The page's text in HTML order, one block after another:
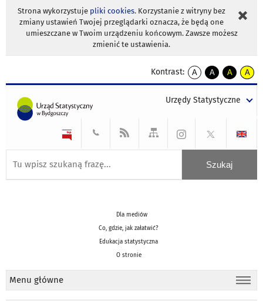
Strona wykorzystuje pliki cookies. Korzystanie z witryny bez
zmiany ustawień Twojej przeglądarki oznacza, że będą one
umieszczane w Twoim urządzeniu końcowym. Zawsze możesz
zmienić te ustawienia.
Kontrast:
A
kontrast
A
kontrast
tekst
czarnym
A
kontrast
tekst
czarnym
A
tekst
żółtym
Urzędy Statystyczne
Dla mediów
Co, gdzie, jak załatwić?
Edukacja statystyczna
O stronie
Menu główne